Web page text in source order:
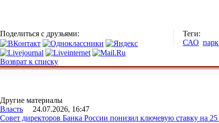
Поделиться с друзьями:
Теги:
САО
Возврат к списку
Другие материалы
Власть 24.07.2026, 16:47
Совет директоров Банка России понизил ключевую ставку на